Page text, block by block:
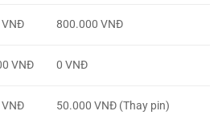
800.000 VNĐ
VNĐ 0 VNĐ
50.000 VNĐ (Thay pin)